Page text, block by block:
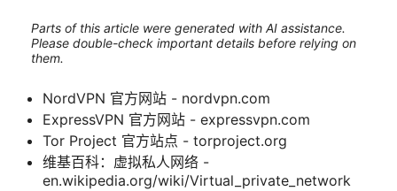
Parts of this article were generated with AI assistance.
Please double-check important details before relying on
them.
NordVPN 官方网站 - nordvpn.com
ExpressVPN 官方网站 - expressvpn.com
Tor Project 官方站点 - torproject.org
维基百科：虚拟私人网络 -
en.wikipedia.org/wiki/Virtual_private_network